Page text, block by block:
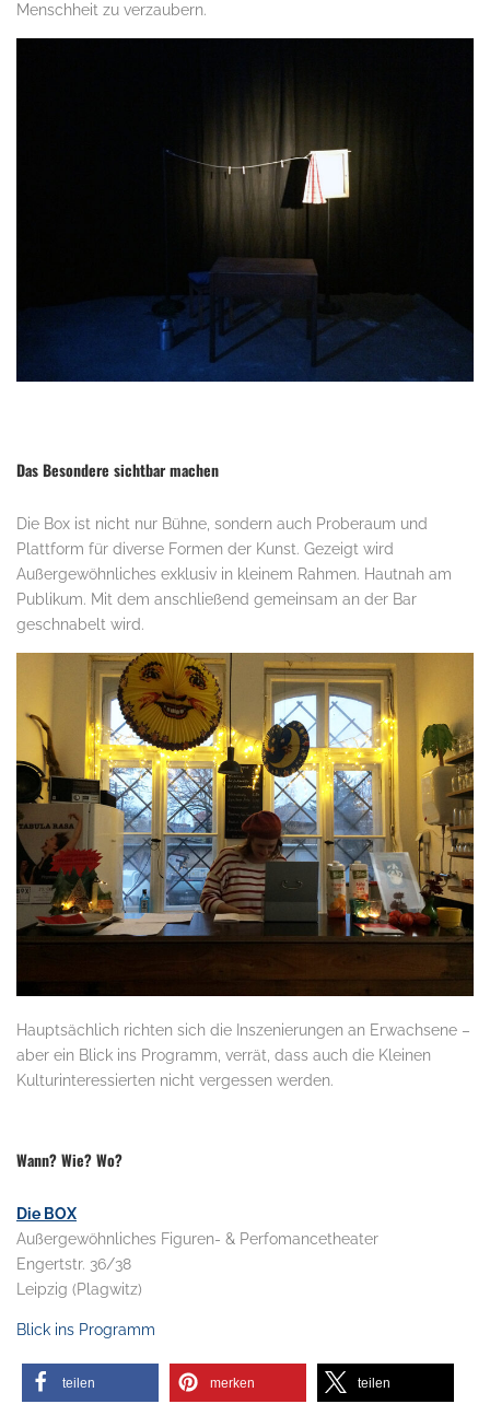
Menschheit zu verzaubern.
Das Besondere sichtbar machen
Die Box ist nicht nur Bühne, sondern auch Proberaum und
Plattform für diverse Formen der Kunst. Gezeigt wird
Außergewöhnliches exklusiv in kleinem Rahmen. Hautnah am
Publikum. Mit dem anschließend gemeinsam an der Bar
geschnabelt wird.
Hauptsächlich richten sich die Inszenierungen an Erwachsene –
aber ein Blick ins Programm, verrät, dass auch die Kleinen
Kulturinteressierten nicht vergessen werden.
Wann? Wie? Wo?
Die BOX
Außergewöhnliches Figuren- & Perfomancetheater
Engertstr. 36/38
Leipzig (Plagwitz)
Blick ins Programm
teilen merken teilen